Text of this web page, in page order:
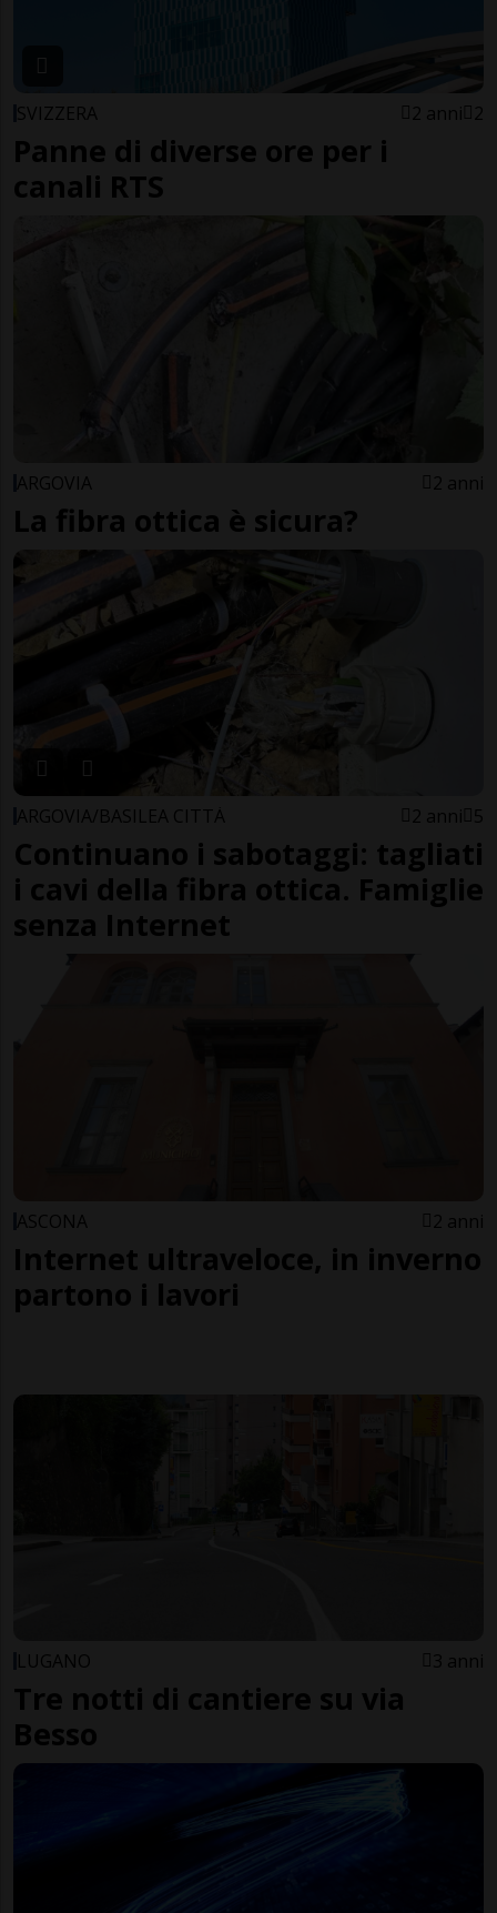
SVIZZERA 2 anni 2
Panne di diverse ore per i
canali RTS
ARGOVIA 2 anni
La fibra ottica è sicura?
ARGOVIA/BASILEA CITTÀ 2 anni 5
Continuano i sabotaggi: tagliati
i cavi della fibra ottica. Famiglie
senza Internet
ASCONA 2 anni
Internet ultraveloce, in inverno
partono i lavori
LUGANO 3 anni
Tre notti di cantiere su via
Besso